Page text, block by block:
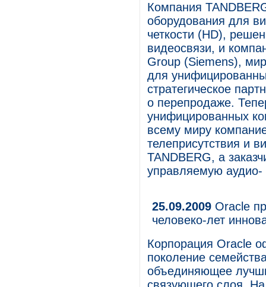
Компания
оборудования для
четкости (HD),
видеосвязи, и
Group (Siemens),
для
стратегическое
о перепродаже.
унифицированных
всему миру
телеприсутствия и
TANDBERG, а
управляемую аудио-
25.09.2009 Oracle
человеко-лет
Корпорация Oracle
поколение
объединяющее